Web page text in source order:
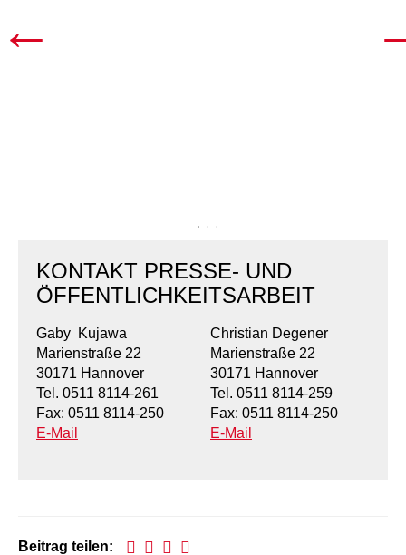
KONTAKT PRESSE- UND
ÖFFENTLICHKEITSARBEIT
Gaby Kujawa
Marienstraße 22
30171 Hannover
Tel. 0511 8114-261
Fax: 0511 8114-250
E-Mail
Christian Degener
Marienstraße 22
30171 Hannover
Tel. 0511 8114-259
Fax: 0511 8114-250
E-Mail
Beitrag teilen: